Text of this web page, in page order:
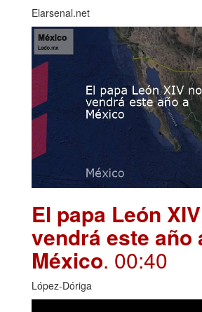
Elarsenal.net
El papa León
vendrá este año
México. 00:40
López-Dóriga